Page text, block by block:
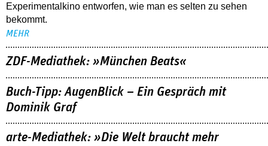
Experimentalkino entworfen, wie man es selten zu sehen
bekommt.
MEHR
ZDF-Mediathek: »München Beats«
Buch-Tipp: AugenBlick – Ein Gespräch mit
Dominik Graf
arte-Mediathek: »Die Welt braucht mehr